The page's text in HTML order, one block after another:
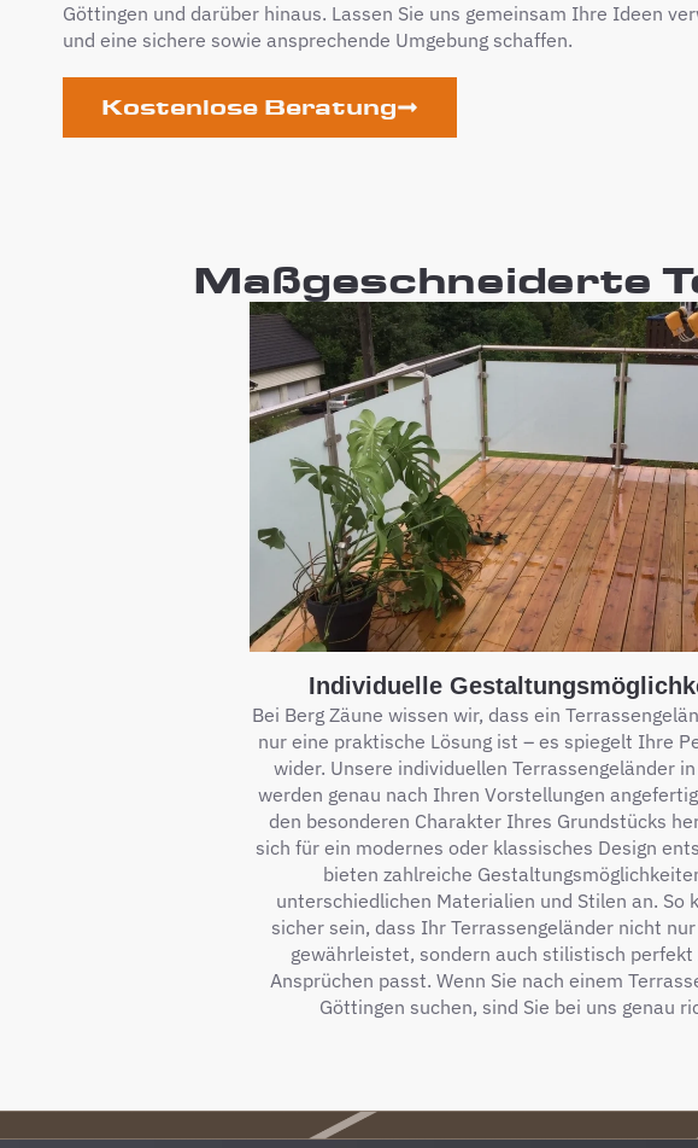
Göttingen und darüber hinaus. Lassen Sie uns gemeinsam Ihre Ideen
und eine sichere sowie ansprechende Umgebung schaffen.
Kostenlose Beratung
Maßgeschneiderte
Individuelle
Bei Berg Zäune wissen wir, dass ein
nur eine praktische Lösung ist – es spiegelt Ihre
wider. Unsere individuellen Terrassengeländer
werden genau nach Ihren Vorstellungen
den besonderen Charakter Ihres Grundstücks
sich für ein modernes oder klassisches Design
bieten zahlreiche
unterschiedlichen Materialien und Stilen an. So
sicher sein, dass Ihr Terrassengeländer nicht
gewährleistet, sondern auch stilistisch perfekt
Ansprüchen passt. Wenn Sie nach einem
Göttingen suchen, sind Sie bei uns genau